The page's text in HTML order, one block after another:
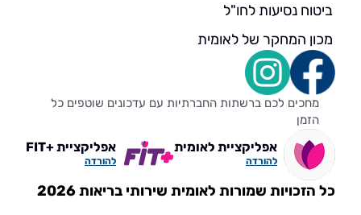
ביטוח נסיעות לחו"ל
מכון המחקר של לאומית
מחכים לכם ברשתות החברתיות עם עדכונים שוטפים כל
הזמן
אפליקציית לאומית
להורדה
אפליקציית +FIT
להורדה
כל הזכויות שמורות לאומית שירותי בריאות 2026